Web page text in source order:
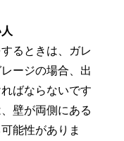
るときは、ガレ
ージの場合、出
ばならないです
壁が両側にある
能性がありま